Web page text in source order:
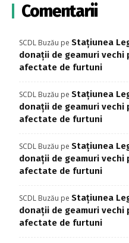
Comentarii
SCDL Buzău pe Stațiunea
donații de geamuri
afectate de furtuni
SCDL Buzău pe Stațiunea
donații de geamuri
afectate de furtuni
SCDL Buzău pe Stațiunea
donații de geamuri
afectate de furtuni
SCDL Buzău pe Stațiunea
donații de geamuri
afectate de furtuni